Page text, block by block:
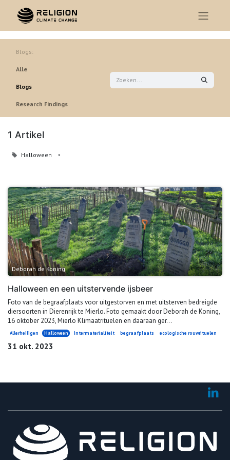
Blogs:
Alle
Blogs
Research Findings
1 Artikel
Halloween ×
Deborah de Koning
Halloween en een uitstervende ijsbeer
Foto van de begraafplaats voor uitgestorven en met uitsterven bedreigde
diersoorten in Dierenrijk te Mierlo. Foto gemaakt door Deborah de Koning,
16 oktober 2023, Mierlo Klimaatrituelen en daaraan ger...
Allerheiligen Halloween Intermaterialiteit begraafplaats ecologische rouwrituelen
31 okt. 2023